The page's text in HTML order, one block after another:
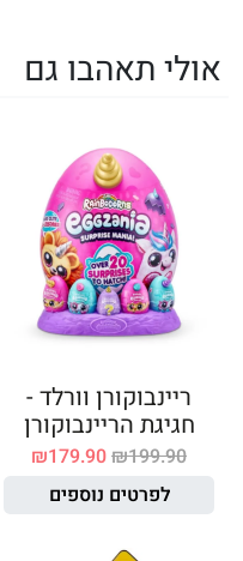
אולי תאהבו גם
ריינבוקורן וורלד -
חגיגת הריינבוקורן
₪199.90
₪179.90
לפרטים נוספים